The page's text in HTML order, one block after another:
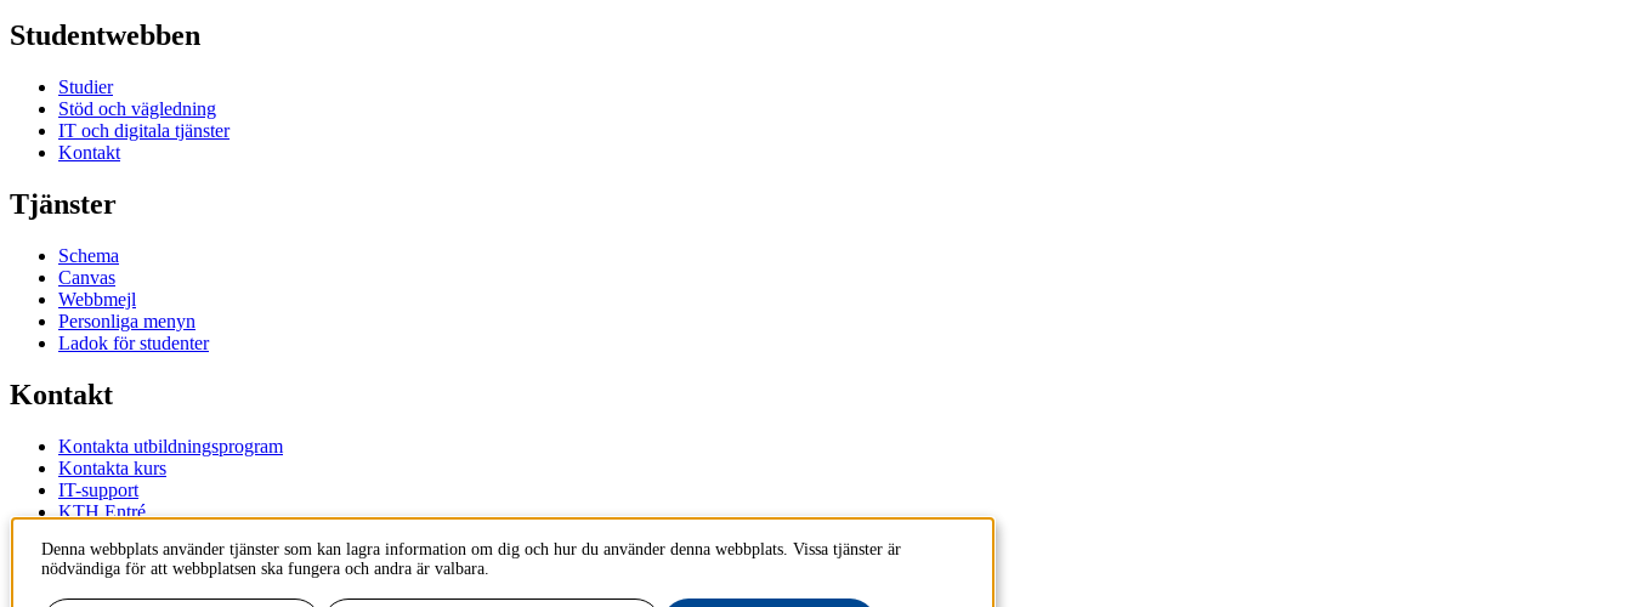
Studentwebben
Studier
Stöd och vägledning
IT och digitala tjänster
Kontakt
Tjänster
Schema
Canvas
Webbmejl
Personliga menyn
Ladok för studenter
Kontakt
Kontakta utbildningsprogram
Kontakta kurs
IT-support
KTH Entré
KTH
100 44 Stockholm
Denna webbplats använder tjänster som kan lagra information om dig och hur du använder denna webbplats. Vissa tjänster är
nödvändiga för att webbplatsen ska fungera och andra är valbara.